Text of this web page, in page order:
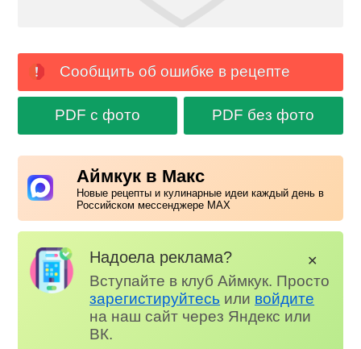
Сообщить об ошибке в рецепте
PDF с фото PDF без фото
Аймкук в Макс
Новые рецепты и кулинарные идеи каждый день в
Российском мессенджере MAX
Надоела реклама?
Вступайте в клуб Аймкук. Просто
зарегистируйтесь или войдите
на наш сайт через Яндекс или
ВК.
✕